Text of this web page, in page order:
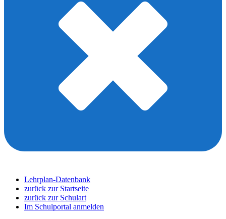
Lehrplan-Datenbank
zurück zur Startseite
zurück zur Schulart
Im Schulportal anmelden